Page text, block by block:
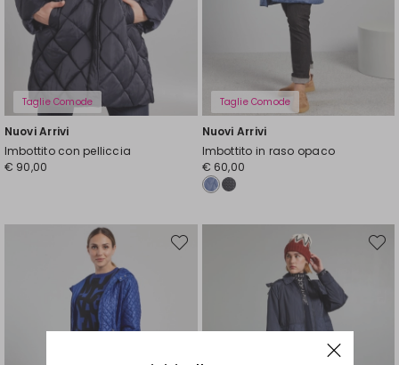
Taglie Comode
Nuovi Arrivi
Imbottito con pelliccia
€ 90,00
Taglie Comode
Nuovi Arrivi
Imbottito in raso opaco
€ 60,00
Sposta